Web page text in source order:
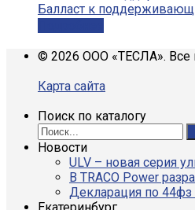
Балласт к
© 2026 ООО «ТЕСЛА». Все
Карта сайта
Поиск по каталогу
Новости
ULV – новая серия
В TRACO Power
Декларация по